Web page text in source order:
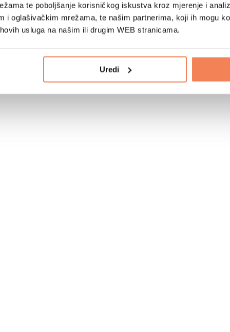
te poboljšanje korisničkog iskustva kroz mjerenje i
i oglašivačkim mrežama, te našim partnerima, koji ih mogu
usluga na našim ili drugim WEB stranicama.
Uredi